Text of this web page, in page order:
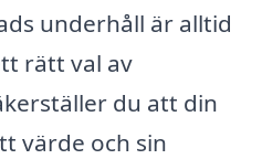
underhåll är alltid
rätt val av
du att din
värde och sin